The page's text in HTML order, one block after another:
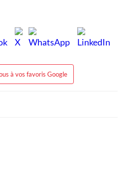
à vos favoris Google